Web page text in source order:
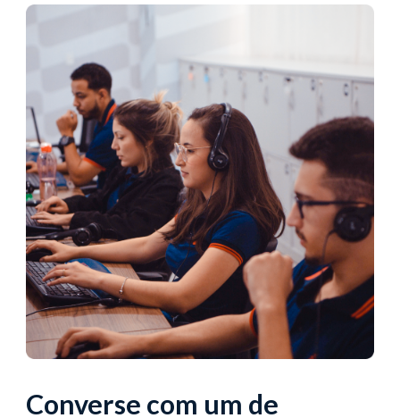
Converse com um de